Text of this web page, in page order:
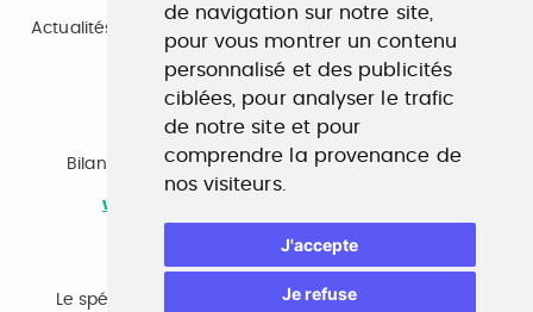
de navigation sur notre site,
pour vous montrer un contenu
personnalisé et des publicités
ciblées, pour analyser le trafic
de notre site et pour
comprendre la provenance de
nos visiteurs.
J'accepte
Je refuse
Formation
Actualités, guide et annuaire des formations aux métiers
de la culture.
www.profilculture-formation.com
Accompagnement professionnel
Bilan de compétences, coaching, techniques de
recherche d'emploi, entretien conseil.
www.profilculture-competences.com
Le spécialiste du secteur culturel, une cvthèque de